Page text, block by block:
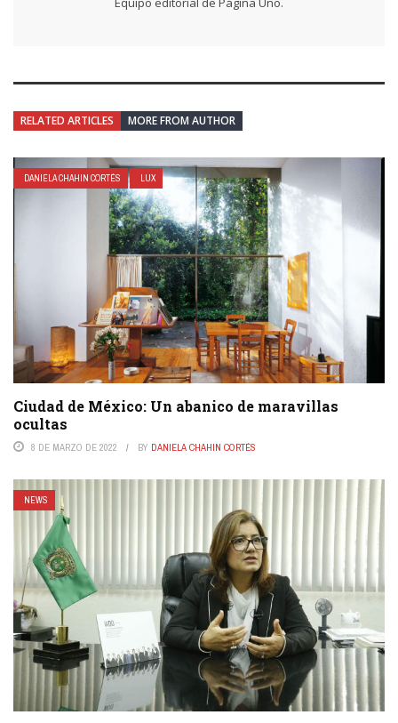
RELATED ARTICLES MORE FROM AUTHOR
DANIELA CHAHIN CORTÉS LUX
Ciudad de México: Un abanico de maravillas
ocultas
8 DE MARZO DE 2022 BY DANIELA CHAHIN CORTÉS
NEWS